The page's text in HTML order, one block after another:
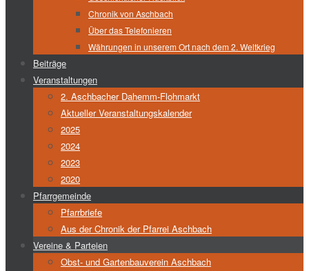
Chronik von Aschbach
Über das Telefonieren
Währungen in unserem Ort nach dem 2. Weltkrieg
Beiträge
Veranstaltungen
2. Aschbacher Dahemm-Flohmarkt
Aktueller Veranstaltungskalender
2025
2024
2023
2020
Pfarrgemeinde
Pfarrbriefe
Aus der Chronik der Pfarrei Aschbach
Vereine & Parteien
Obst- und Gartenbauverein Aschbach